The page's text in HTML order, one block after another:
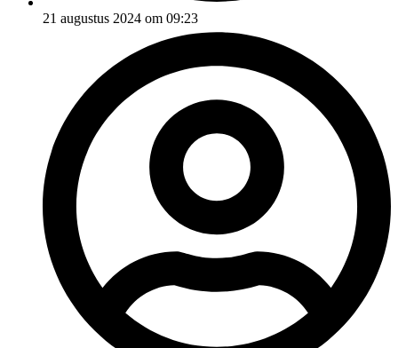
21 augustus 2024 om 09:23